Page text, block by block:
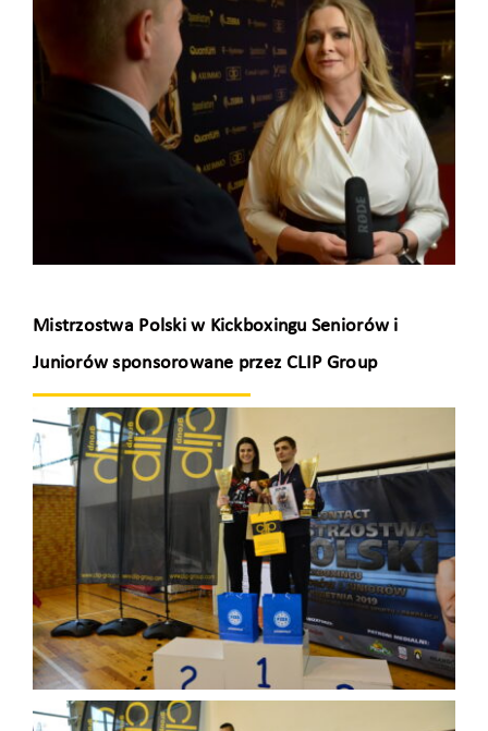
Mistrzostwa Polski w Kickboxingu Seniorów i
Juniorów sponsorowane przez CLIP Group